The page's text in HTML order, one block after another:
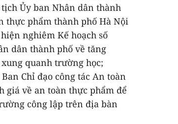
Ủy ban Nhân dân thành
thực phẩm thành phố Hà Nội
nghiêm Kế hoạch số
dân thành phố về tăng
quanh trường học;
Chỉ đạo công tác An toàn
giá về an toàn thực phẩm để
công lập trên địa bàn